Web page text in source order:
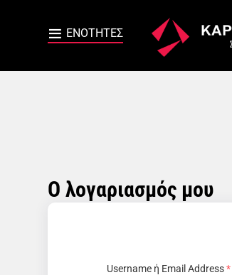
Ο λογαριασμός μου
Username ή Email Address*